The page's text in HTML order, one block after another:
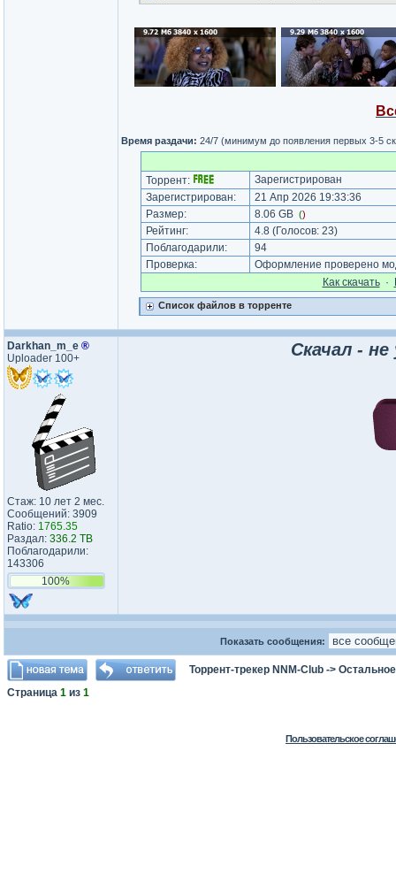
Время раздачи: 24/7 (минимум до появления первых 3-5
Торрент:
Зарегистрирован
Зарегистрирован:
21 Апр 2026 19:33:36
Размер:
8.06 GB ()
Рейтинг: 4.8 (Голосов: 23)
Поблагодарили:
94
Проверка:
Оформление проверено
Как cкачать·
Список файлов в торренте
Darkhan_m_e ®
Uploader 100+
Стаж: 10 лет 2 мес.
Сообщений: 3909
Ratio: 1765.35
Раздал: 336.2 TB
Поблагодарили:
143306
100%
Скачал -
Показать сообщения:
Торрент-трекер NNM-Club -> Остальное
Страница 1 из 1
Пользовательское